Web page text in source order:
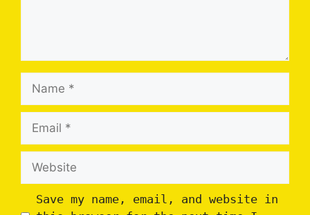
Name
Email
Website
Save my name, email, and website in